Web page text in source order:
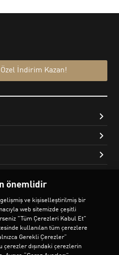
önemlidir
ve kişiselleştirilmiş bir
web sitemizde çeşitli
"Tüm Çerezleri Kabul Et"
kullanılan tüm çerezlere
Gerekli Çerezler”
çerezler dışındaki çerezlerin